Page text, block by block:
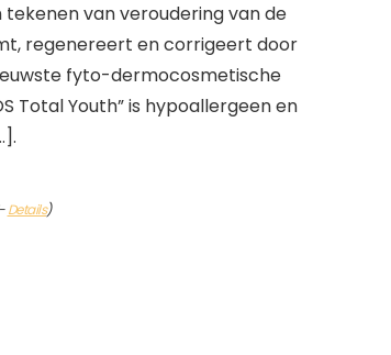
van veroudering van de
regenereert en corrigeert door
fyto-dermocosmetische
Total Youth” is hypoallergeen en
Details)